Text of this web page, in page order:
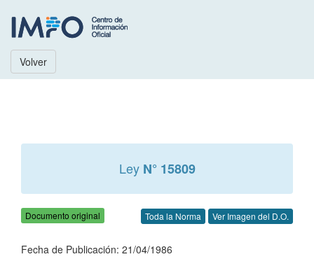
Volver
Ley N° 15809
Documento original Toda la Norma Ver Imagen del D.O.
Fecha de Publicación: 21/04/1986